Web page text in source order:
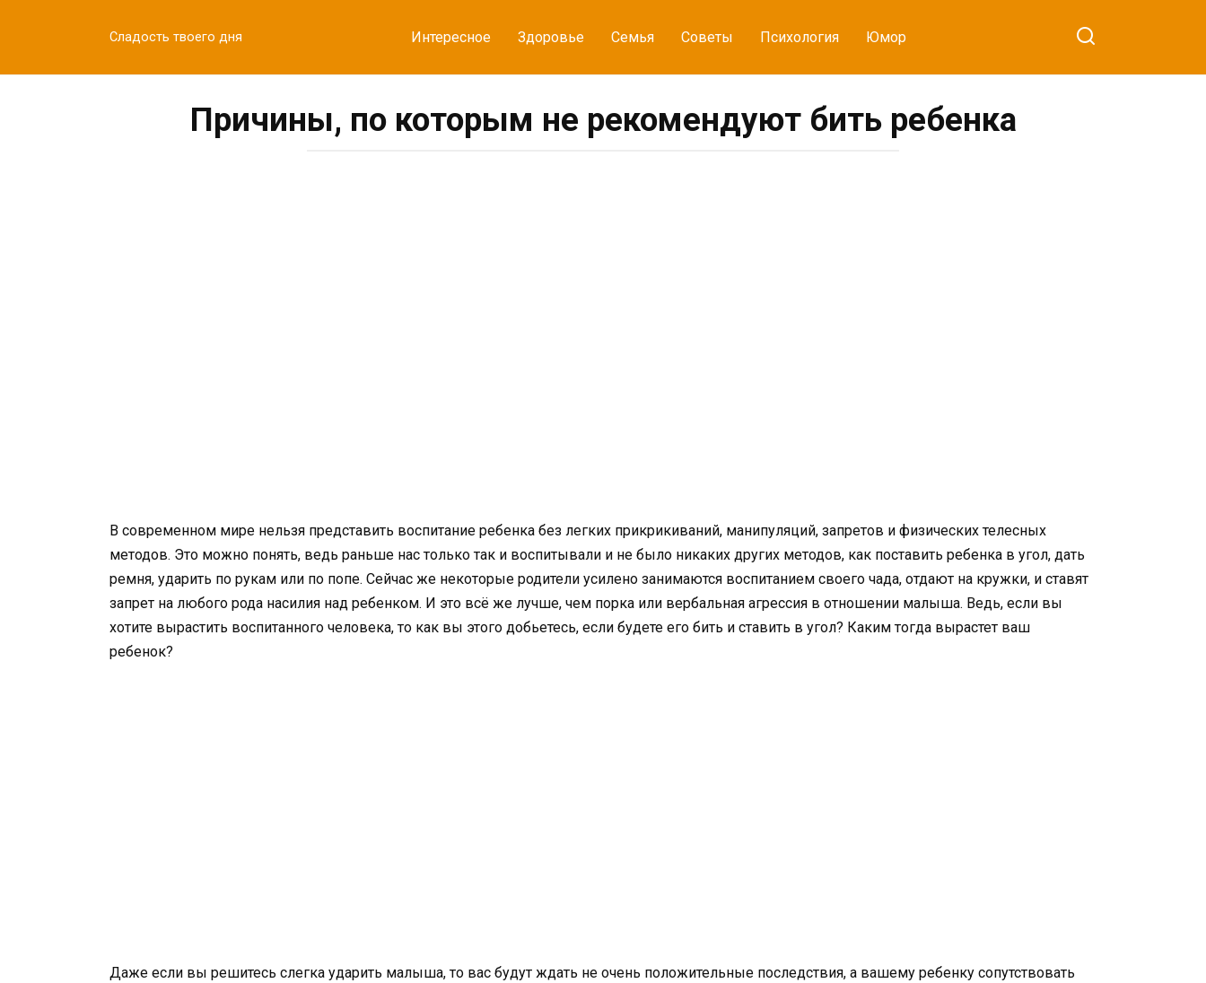
Сладость твоего дня Интересное Здоровье Семья Советы Психология Юмор
Причины, по которым не рекомендуют бить ребенка
В современном мире нельзя представить воспитание ребенка без легких прикрикиваний, манипуляций, запретов и физических телесных
методов. Это можно понять, ведь раньше нас только так и воспитывали и не было никаких других методов, как поставить ребенка в угол, дать
ремня, ударить по рукам или по попе. Сейчас же некоторые родители усилено занимаются воспитанием своего чада, отдают на кружки, и ставят
запрет на любого рода насилия над ребенком. И это всё же лучше, чем порка или вербальная агрессия в отношении малыша. Ведь, если вы
хотите вырастить воспитанного человека, то как вы этого добьетесь, если будете его бить и ставить в угол? Каким тогда вырастет ваш
ребенок?
Даже если вы решитесь слегка ударить малыша, то вас будут ждать не очень положительные последствия, а вашему ребенку сопутствовать